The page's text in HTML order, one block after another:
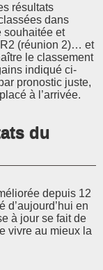
résultats
dans
souhaitée et
(réunion 2)… et
le classement
indiqué ci-
pronostic juste,
à l’arrivée.
du
depuis 12
d’aujourd’hui en
à jour se fait de
vivre au mieux la